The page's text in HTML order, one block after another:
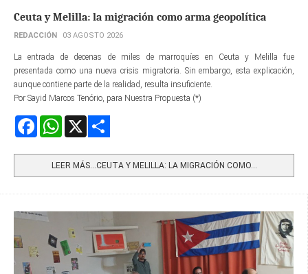
Ceuta y Melilla: la migración como arma geopolítica
REDACCIÓN 03 AGOSTO 2026
La entrada de decenas de miles de marroquíes en Ceuta y Melilla fue
presentada como una nueva crisis migratoria. Sin embargo, esta explicación,
aunque contiene parte de la realidad, resulta insuficiente.
Por Sayid Marcos Tenório, para Nuestra Propuesta (*)
FacebookWhatsApp
LEER MÁS…CEUTA Y MELILLA: LA MIGRACIÓN COMO...